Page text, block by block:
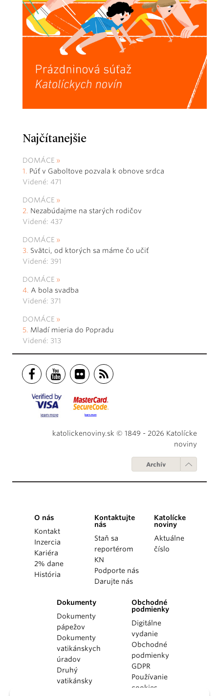
Najčítanejšie
DOMÁCE
Púť v Gaboltove pozvala k obnove srdca
Videné: 471
DOMÁCE
Nezabúdajme na starých rodičov
Videné: 437
DOMÁCE
Svätci, od ktorých sa máme čo učiť
Videné: 391
DOMÁCE
A bola svadba
Videné: 371
DOMÁCE
Mladí mieria do Popradu
Videné: 313
katolickenoviny.sk © 1849 - 2026 Katolícke
noviny
Archív
O nás
Kontakt
Inzercia
Kariéra
2% dane
História
Kontaktujte
nás
Staň sa
reportérom
KN
Podporte nás
Darujte nás
Katolícke
noviny
Aktuálne
číslo
Dokumenty
Dokumenty
pápežov
Dokumenty
vatikánskych
úradov
Druhý
vatikánsky
Obchodné
podmienky
Digitálne
vydanie
Obchodné
podmienky
GDPR
Používanie
cookies